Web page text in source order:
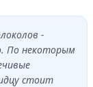
-
По некоторым
стоит